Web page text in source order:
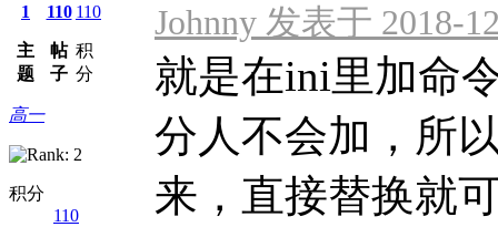
1
主
题
110
帖
子
110
积
分
高一
积分
110
Johnny 发表于 2018-
就是在ini里加命
分人不会加，所
来，直接替换就